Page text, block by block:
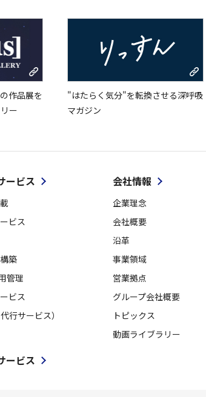
作品展を
ー
"はたらく気分"を転換させる深呼吸
マガジン
ービス
ビス
築
管理
ビス
行サービス）
ービス
会社情報
企業理念
会社概要
沿革
事業領域
営業拠点
グループ会社概要
トピックス
動画ライブラリー